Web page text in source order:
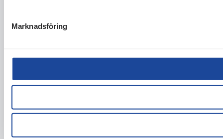
Marknadsföring